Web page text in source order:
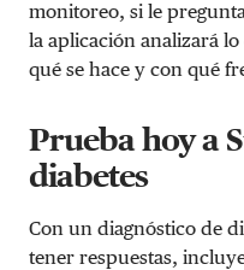
monitoreo, si le
la aplicación analizará
qué se hace y con qué
Prueba hoy a
diabetes
Con un diagnóstico de
tener respuestas,